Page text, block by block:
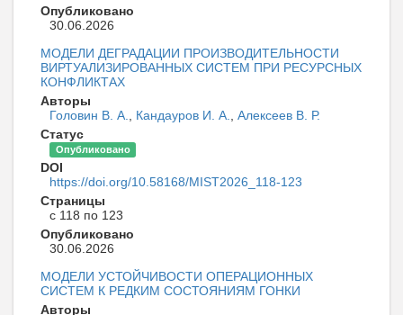
Опубликовано
30.06.2026
МОДЕЛИ ДЕГРАДАЦИИ ПРОИЗВОДИТЕЛЬНОСТИ
ВИРТУАЛИЗИРОВАННЫХ СИСТЕМ ПРИ РЕСУРСНЫХ
КОНФЛИКТАХ
Авторы
Головин В. А.
Кандауров И. А.
Алексеев В. Р.
Статус
Опубликовано
DOI
https://doi.org/10.58168/MIST2026_118-123
Страницы
с 118 по 123
Опубликовано
30.06.2026
МОДЕЛИ УСТОЙЧИВОСТИ ОПЕРАЦИОННЫХ
СИСТЕМ К РЕДКИМ СОСТОЯНИЯМ ГОНКИ
Авторы